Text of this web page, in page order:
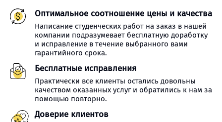
Оптимальное соотношение цены и качества
Написание студенческих работ на заказ в нашей
компании подразумевает бесплатную доработку
и исправление в течение выбранного вами
гарантийного срока.
Бесплатные исправления
Практически все клиенты остались довольны
качеством оказанных услуг и обратились к нам за
помощью повторно.
Доверие клиентов